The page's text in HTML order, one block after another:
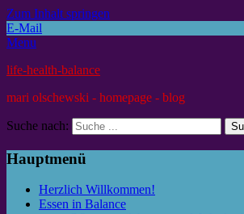
Zum Inhalt springen
E-Mail
Menu
life-health-balance
mari olschewski - homepage - blog
Suche nach:
Hauptmenü
Herzlich Willkommen!
Essen in Balance